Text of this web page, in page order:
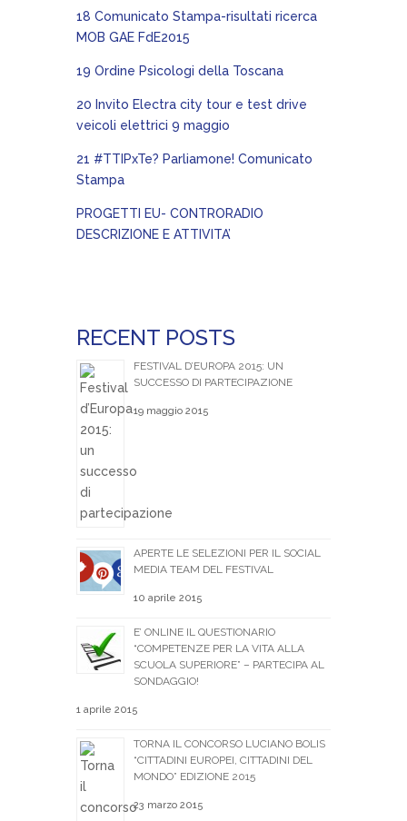
18 Comunicato Stampa-risultati ricerca
MOB GAE FdE2015
19 Ordine Psicologi della Toscana
20 Invito Electra city tour e test drive
veicoli elettrici 9 maggio
21 #TTIPxTe? Parliamone! Comunicato
Stampa
PROGETTI EU- CONTRORADIO
DESCRIZIONE E ATTIVITA’
RECENT POSTS
FESTIVAL D’EUROPA 2015: UN
SUCCESSO DI PARTECIPAZIONE
19 maggio 2015
APERTE LE SELEZIONI PER IL SOCIAL
MEDIA TEAM DEL FESTIVAL
10 aprile 2015
E’ ONLINE IL QUESTIONARIO
“COMPETENZE PER LA VITA ALLA
SCUOLA SUPERIORE” – PARTECIPA AL
SONDAGGIO!
1 aprile 2015
TORNA IL CONCORSO LUCIANO BOLIS
“CITTADINI EUROPEI, CITTADINI DEL
MONDO” EDIZIONE 2015
23 marzo 2015